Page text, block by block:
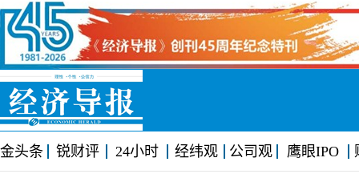
金头条 锐财评 24小时 经纬观 公司观 鹰眼IPO